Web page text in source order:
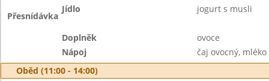
Přesnídávka
Jídlo jogurt s musli
Doplněk
ovoce
Nápoj
čaj ovocný, mléko
Oběd (11:00 - 14:00)